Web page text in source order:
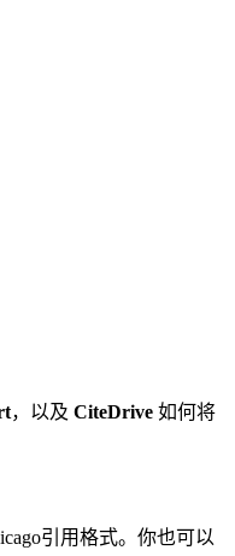
，以及 CiteDrive 如何将
引用格式。你也可以